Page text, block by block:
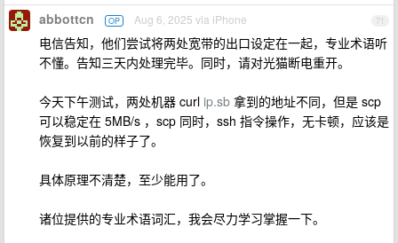
71
abbottcn OP Aug 6, 2025 via iPhone
电信告知，他们尝试将两处宽带的出口设定在一起，专业术语听
不懂。告知三天内处理完毕。同时，请对光猫断电重开。
今天下午测试，两处机器 curl ip.sb 拿到的地址不同，但是 scp
可以稳定在 5MB/s ，scp 同时，ssh 指令操作，无卡顿，应该是
恢复到以前的样子了。
具体原理不清楚，至少能用了。
诸位提供的专业术语词汇，我会尽力学习掌握一下。